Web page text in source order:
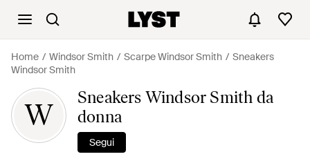
Home Windsor Smith Scarpe Windsor Smith
Sneakers
Windsor Smith
W
Sneakers Windsor Smith da
donna
Segui